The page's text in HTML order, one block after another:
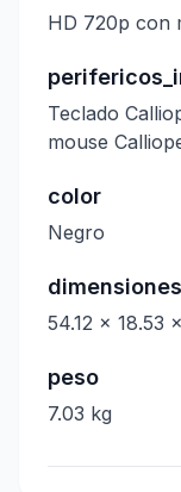
HD 720p con
Teclado
mouse
color
Negro
dimensiones
54.12 x 18.53
peso
7.03 kg